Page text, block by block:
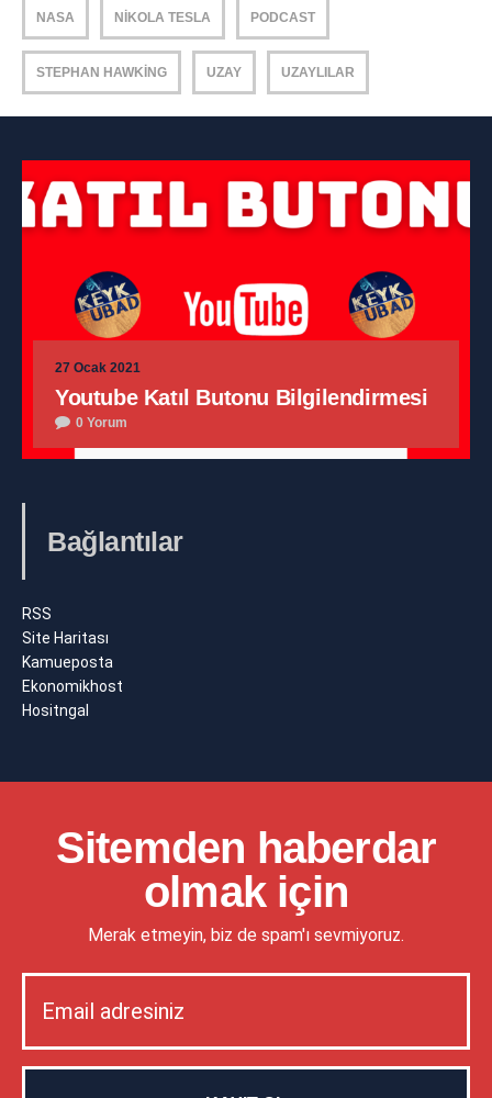
NASA NIKOLA TESLA PODCAST
STEPHAN HAWKING UZAY UZAYLILAR
27 Ocak 2021
Youtube Katıl Butonu Bilgilendirmesi
0 Yorum
Bağlantılar
RSS
Site Haritası
Kamueposta
Ekonomikhost
Hositngal
Sitemden haberdar
olmak için
Merak etmeyin, biz de spam'ı sevmiyoruz.